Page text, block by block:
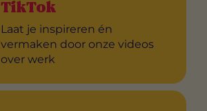
TikTok
Laat je inspireren én
vermaken door onze videos
over werk